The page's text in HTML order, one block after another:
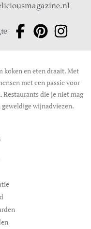
koken en eten draait. Met
met een passie voor
die je niet mag
wijnadviezen.